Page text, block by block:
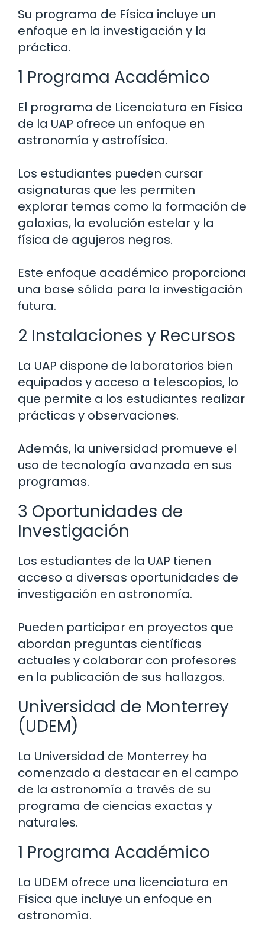
Su programa de Física incluye un
enfoque en la investigación y la
práctica.
1 Programa Académico
El programa de Licenciatura en Física
de la UAP ofrece un enfoque en
astronomía y astrofísica.
Los estudiantes pueden cursar
asignaturas que les permiten
explorar temas como la formación de
galaxias, la evolución estelar y la
física de agujeros negros.
Este enfoque académico proporciona
una base sólida para la investigación
futura.
2 Instalaciones y Recursos
La UAP dispone de laboratorios bien
equipados y acceso a telescopios, lo
que permite a los estudiantes realizar
prácticas y observaciones.
Además, la universidad promueve el
uso de tecnología avanzada en sus
programas.
3 Oportunidades de
Investigación
Los estudiantes de la UAP tienen
acceso a diversas oportunidades de
investigación en astronomía.
Pueden participar en proyectos que
abordan preguntas científicas
actuales y colaborar con profesores
en la publicación de sus hallazgos.
Universidad de Monterrey
(UDEM)
La Universidad de Monterrey ha
comenzado a destacar en el campo
de la astronomía a través de su
programa de ciencias exactas y
naturales.
1 Programa Académico
La UDEM ofrece una licenciatura en
Física que incluye un enfoque en
astronomía.